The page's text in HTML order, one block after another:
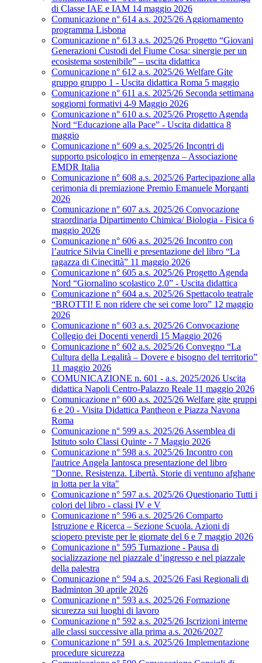
di Classe IAE e IAM 14 maggio 2026
Comunicazione n° 614 a.s. 2025/26 Aggiornamento
programma Lisbona
Comunicazione n° 613 a.s. 2025/26 Progetto “Giovani
Generazioni Custodi del Fiume Cosa: sinergie per un
ecosistema sostenibile” – uscita didattica
Comunicazione n° 612 a.s. 2025/26 Welfare Gite
gruppo gruppo 1 - Uscita didattica Roma 5 maggio
Comunicazione n° 611 a.s. 2025/26 Seconda settimana
soggiorni formativi 4-9 Maggio 2026
Comunicazione n° 610 a.s. 2025/26 Progetto Agenda
Nord “Educazione alla Pace” - Uscita didattica 8
maggio
Comunicazione n° 609 a.s. 2025/26 Incontri di
supporto psicologico in emergenza – Associazione
EMDR Italia
Comunicazione n° 608 a.s. 2025/26 Partecipazione alla
cerimonia di premiazione Premio Emanuele Morganti
2026
Comunicazione n° 607 a.s. 2025/26 Convocazione
straordinaria Dipartimento Chimica/ Biologia - Fisica 6
maggio 2026
Comunicazione n° 606 a.s. 2025/26 Incontro con
l’autrice Silvia Cinelli e presentazione del libro “La
ragazza di Cinecittà” 11 maggio 2026
Comunicazione n° 605 a.s. 2025/26 Progetto Agenda
Nord “Giornalino scolastico 2.0” - Uscita didattica
Comunicazione n° 604 a.s. 2025/26 Spettacolo teatrale
“BROTTI! E non ridere che sei come loro” 12 maggio
2026
Comunicazione n° 603 a.s. 2025/26 Convocazione
Collegio dei Docenti venerdì 15 Maggio 2026
Comunicazione n° 602 a.s. 2025/26 Convegno “La
Cultura della Legalità – Dovere e bisogno del territorio”
11 maggio 2026
COMUNICAZIONE n. 601 - a.s. 2025/2026 Uscita
didattica Napoli Centro-Palazzo Reale 11 maggio 2026
Comunicazione n° 600 a.s. 2025/26 Welfare gite gruppi
6 e 20 - Visita Didattica Pantheon e Piazza Navona
Roma
Comunicazione n° 599 a.s. 2025/26 Assemblea di
Istituto solo Classi Quinte - 7 Maggio 2026
Comunicazione n° 598 a.s. 2025/26 Incontro con
l'autrice Angela Iantosca presentazione del libro
"Donne. Resistenza. Libertà. Storie di ventuno afghane
in lotta per la vita"
Comunicazione n° 597 a.s. 2025/26 Questionario Tutti i
colori del libro - classi IV e V
Comunicazione n° 596 a.s. 2025/26 Comparto
Istruzione e Ricerca – Sezione Scuola. Azioni di
sciopero previste per le giornate del 6 e 7 maggio 2026
Comunicazione n° 595 Turnazione - Pausa di
socializzazione nel piazzale d’ingresso e nel piazzale
della palestra
Comunicazione n° 594 a.s. 2025/26 Fasi Regionali di
Badminton 30 aprile 2026
Comunicazione n° 593 a.s. 2025/26 Formazione
sicurezza sui luoghi di lavoro
Comunicazione n° 592 a.s. 2025/26 Iscrizioni interne
alle classi successive alla prima a.s. 2026/2027
Comunicazione n° 591 a.s. 2025/26 Implementazione
procedure sicurezza